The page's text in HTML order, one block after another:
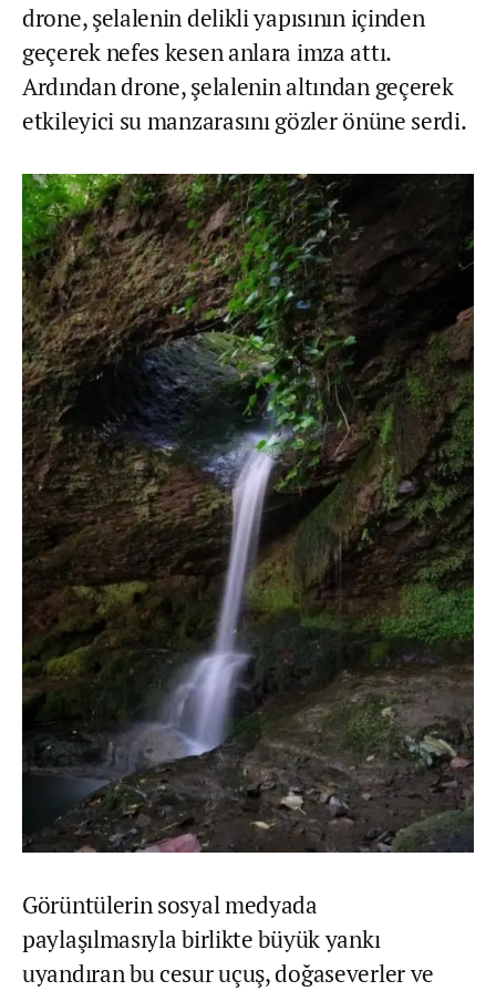
drone, şelalenin delikli yapısının içinden
geçerek nefes kesen anlara imza attı.
Ardından drone, şelalenin altından geçerek
etkileyici su manzarasını gözler önüne serdi.
Görüntülerin sosyal medyada
paylaşılmasıyla birlikte büyük yankı
uyandıran bu cesur uçuş, doğaseverler ve